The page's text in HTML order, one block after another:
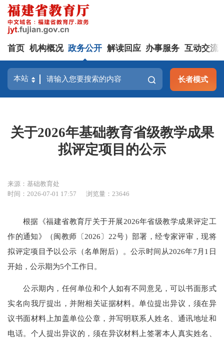
首页 机构概况 政务公开 解读回应 办事服务 互动交流
长者模式
关于2026年基础教育省级教学成果
拟评定项目的公示
来源：基础教育处
时间：2026-07-01 17:57
浏览量：23646
根据《福建省教育厅关于开展2026年省级教学成果评定工
作的通知》（闽教师〔2026〕22号）部署，经专家评审，现将
拟评定项目予以公示（名单附后）。公示时间从2026年7月1日
开始，公示期为5个工作日。
公示期内，任何单位和个人如有不同意见，可以书面形式
实名向我厅提出，并附相关证据材料。单位提出异议，须在异
议书面材料上加盖单位公章，并写明联系人姓名、通讯地址和
电话。个人提出异议的，须在异议材料上签署本人真实姓名、